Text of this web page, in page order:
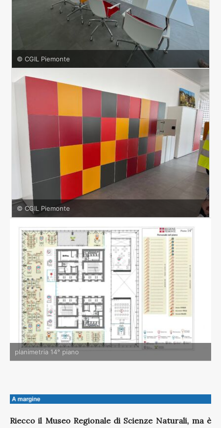
© CGIL Piemonte
© CGIL Piemonte
planimetria 14° piano
Riecco il Museo Regionale di Scienze Naturali, ma è